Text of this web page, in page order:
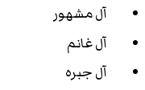
آل مشهور
آل غانم
آل جبره